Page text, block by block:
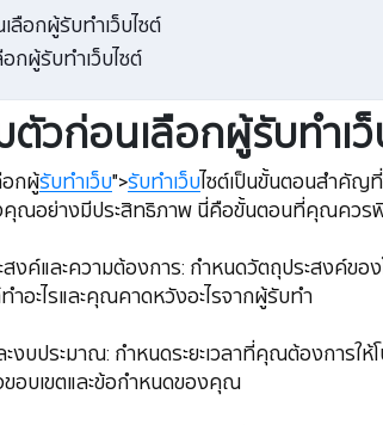
ลือกผู้รับทำเว็บไซต์
อกผู้รับทำเว็บไซต์
ตัวก่อนเลือกผู้รับทำเว็
อกผู้รับทำเว็บ">รับทำเว็บไซต์เป็นขั้นตอนสำคัญ
งคุณอย่างมีประสิทธิภาพ นี่คือขั้นตอนที่คุณควร
ค์และความต้องการ: กำหนดวัตถุประสงค์ของ
ำอะไรและคุณคาดหวังอะไรจากผู้รับทำ
ละงบประมาณ: กำหนดระยะเวลาที่คุณต้องการ
จขอบเขตและข้อกำหนดของคุณ